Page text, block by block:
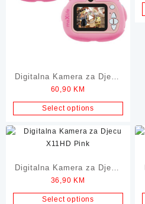
Digitalna Kamera za Djecu
maXlife Rose 3MP
60,90 KM
Select options
Digitalna Kamera za Djecu
X11HD Pink
36,90 KM
Select options